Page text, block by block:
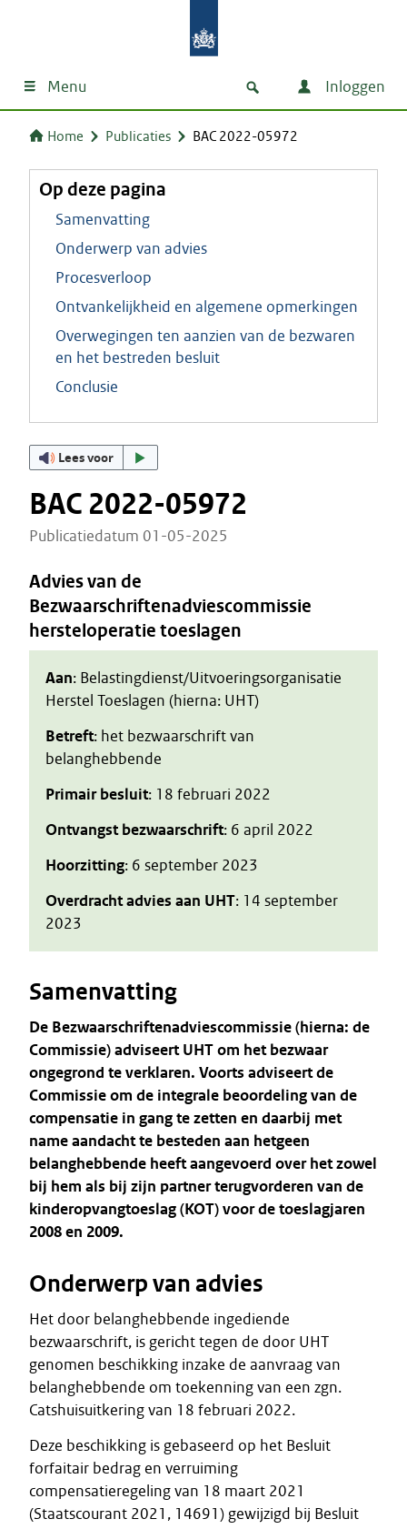
Menu Inloggen
Home Publicaties BAC 2022-05972
Op deze pagina
Samenvatting
Onderwerp van advies
Procesverloop
Ontvankelijkheid en algemene opmerkingen
Overwegingen ten aanzien van de bezwaren
en het bestreden besluit
Conclusie
Lees voor
BAC 2022-05972
Publicatiedatum 01-05-2025
Advies van de
Bezwaarschriftenadviescommissie
hersteloperatie toeslagen
Aan: Belastingdienst/Uitvoeringsorganisatie
Herstel Toeslagen (hierna: UHT)
Betreft: het bezwaarschrift van
belanghebbende
Primair besluit: 18 februari 2022
Ontvangst bezwaarschrift: 6 april 2022
Hoorzitting: 6 september 2023
Overdracht advies aan UHT: 14 september
2023
Samenvatting
De Bezwaarschriftenadviescommissie (hierna: de
Commissie) adviseert UHT om het bezwaar
ongegrond te verklaren. Voorts adviseert de
Commissie om de integrale beoordeling van de
compensatie in gang te zetten en daarbij met
name aandacht te besteden aan hetgeen
belanghebbende heeft aangevoerd over het zowel
bij hem als bij zijn partner terugvorderen van de
kinderopvangtoeslag (KOT) voor de toeslagjaren
2008 en 2009.
Onderwerp van advies
Het door belanghebbende ingediende
bezwaarschrift, is gericht tegen de door UHT
genomen beschikking inzake de aanvraag van
belanghebbende om toekenning van een zgn.
Catshuisuitkering van 18 februari 2022.
Deze beschikking is gebaseerd op het Besluit
forfaitair bedrag en verruiming
compensatieregeling van 18 maart 2021
(Staatscourant 2021, 14691) gewijzigd bij Besluit